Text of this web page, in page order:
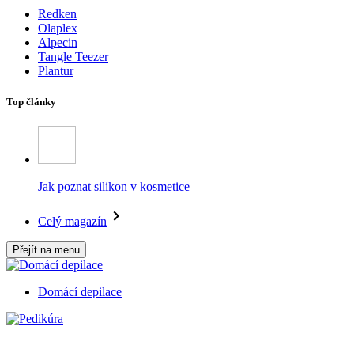
Redken
Olaplex
Alpecin
Tangle Teezer
Plantur
Top články
Jak poznat silikon v kosmetice
Celý magazín
Přejít na menu
Domácí depilace